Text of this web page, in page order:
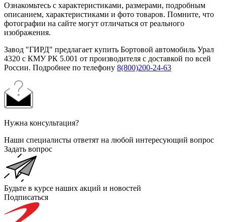
Ознакомьтесь с характеристиками, размерами, подробным
описанием, характеристиками и фото товаров. Помните, что
фотографии на сайте могут отличаться от реального
изображения.
Завод "ГИРД" предлагает купить Бортовой автомобиль Урал
4320 с КМУ РК 5.001 от производителя с доставкой по всей
России. Подробнее по телефону 8(800)200-24-63
Нужна консультация?
Наши специалисты ответят на любой интересующий вопрос
Задать вопрос
Будьте в курсе наших акций и новостей
Подписаться